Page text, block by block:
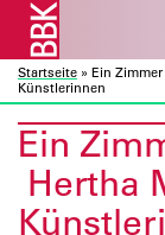
BBK Muc
BBK Bund
Kulturelle
Kunst und
Startseite » Ein
Künstlerinnen
Ein
Hertha